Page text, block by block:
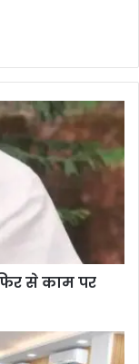
से काम पर